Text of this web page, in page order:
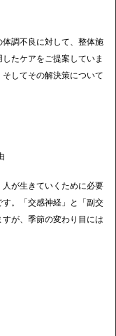
調不良に対して、整体施
たケアをご提案していま
してその解決策について
が生きていくために必要
。「交感神経」と「副交
が、季節の変わり目には